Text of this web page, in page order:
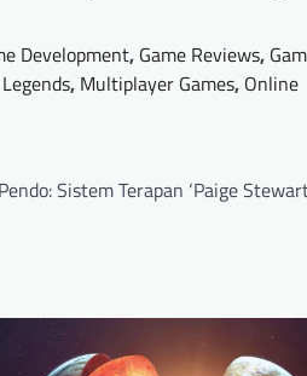
Development, Game Reviews,
, Multiplayer Games, Online
Sistem Terapan ‘Paige